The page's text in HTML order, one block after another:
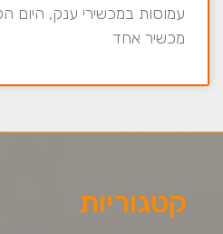
עמוסות במכשירי ענק, היום
מכשיר אחד
קטגוריות